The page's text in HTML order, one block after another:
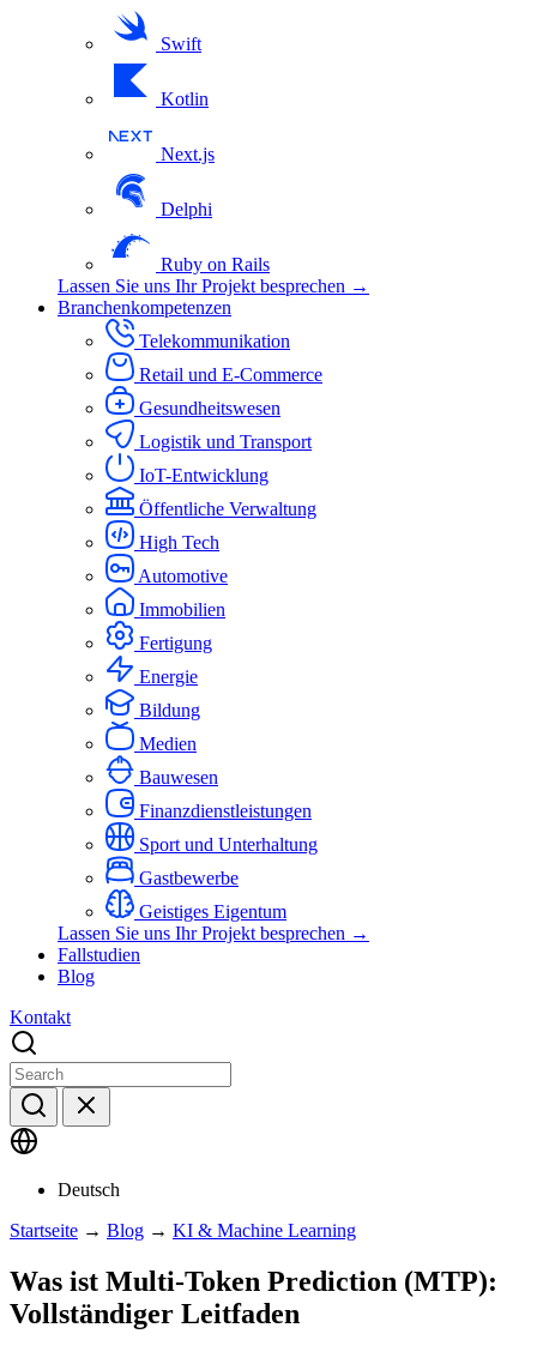
Swift
Kotlin
Next.js
Delphi
Ruby on Rails
Lassen Sie uns Ihr Projekt besprechen →
Branchenkompetenzen
Telekommunikation
Retail und E-Commerce
Gesundheitswesen
Logistik und Transport
IoT-Entwicklung
Öffentliche Verwaltung
High Tech
Automotive
Immobilien
Fertigung
Energie
Bildung
Medien
Bauwesen
Finanzdienstleistungen
Sport und Unterhaltung
Gastbewerbe
Geistiges Eigentum
Lassen Sie uns Ihr Projekt besprechen →
Fallstudien
Blog
Kontakt
Deutsch
Startseite → Blog → KI & Machine Learning
Was ist Multi-Token Prediction (MTP):
Vollständiger Leitfaden